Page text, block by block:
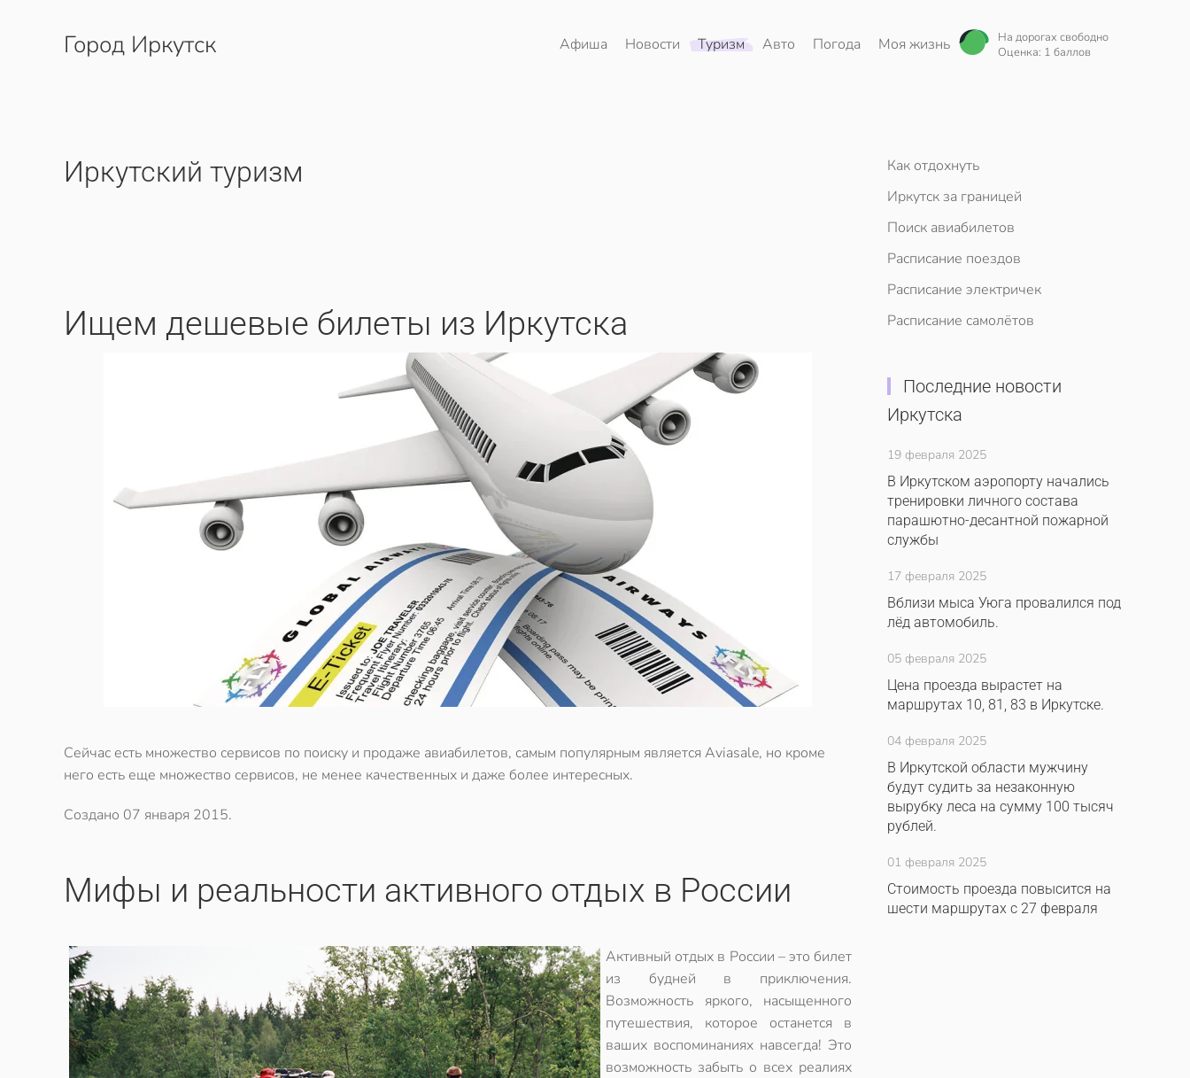
Перейти к содержимому
Город Иркутск Афиша Новости Туризм Авто Погода Моя жизнь
На дорогах свободно
Оценка: 1 баллов
Иркутский туризм
Ищем дешевые билеты из Иркутска
Сейчас есть множество сервисов по поиску и продаже авиабилетов, самым популярным является Aviasale, но кроме
него есть еще множество сервисов, не менее качественных и даже более интересных.
Создано 07 января 2015.
Мифы и реальности активного отдых в России
Активный отдых в России – это билет
из будней в приключения.
Возможность яркого, насыщенного
путешествия, которое останется в
ваших воспоминаниях навсегда! Это
возможность забыть о всех реалиях
Как отдохнуть
Иркутск за границей
Поиск авиабилетов
Расписание поездов
Расписание электричек
Расписание самолётов
Последние новости
Иркутска
19 февраля 2025
В Иркутском аэропорту начались
тренировки личного состава
парашютно-десантной пожарной
службы
17 февраля 2025
Вблизи мыса Уюга провалился под
лёд автомобиль.
05 февраля 2025
Цена проезда вырастет на
маршрутах 10, 81, 83 в Иркутске.
04 февраля 2025
В Иркутской области мужчину
будут судить за незаконную
вырубку леса на сумму 100 тысяч
рублей.
01 февраля 2025
Стоимость проезда повысится на
шести маршрутах с 27 февраля